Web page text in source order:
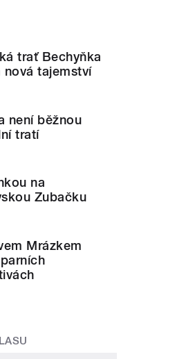
trať Bechyňka
nová tajemství
není běžnou
tratí
na
Zubačku
Mrázkem